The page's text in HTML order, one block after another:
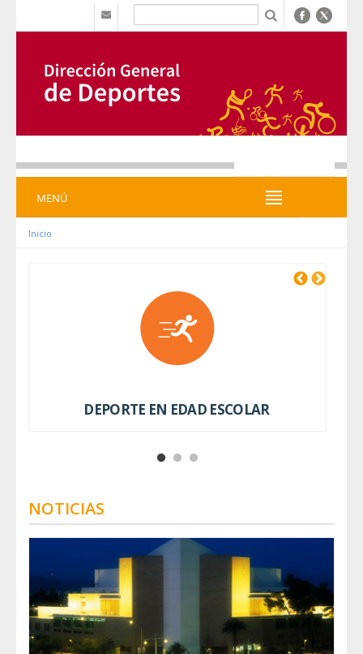
MENÚ
Inicio
DEPORTE EN EDAD ESCOLAR
Previous
NOTICIAS